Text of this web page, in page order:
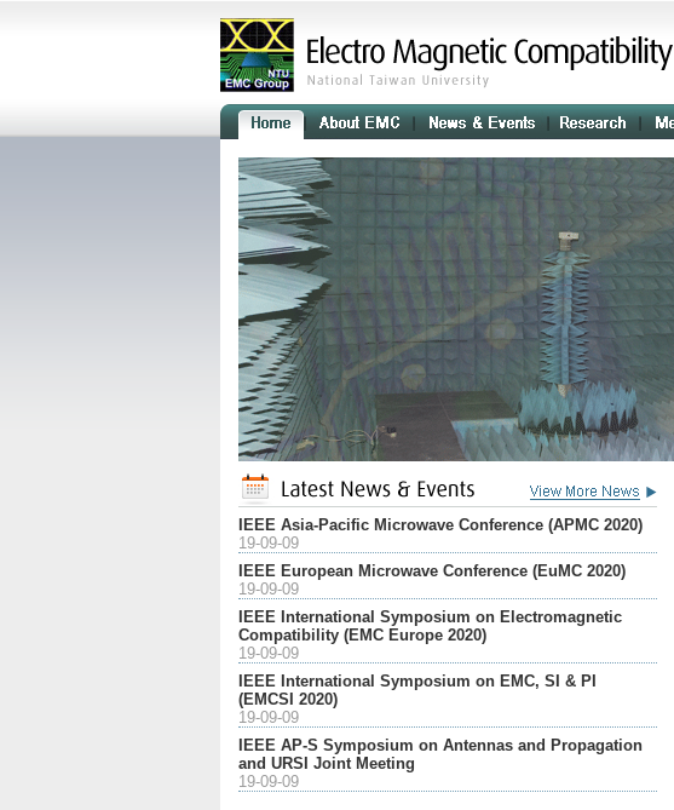
IEEE Asia-Pacific Microwave Conference (APMC 2020)
19-09-09
IEEE European Microwave Conference (EuMC 2020)
19-09-09
IEEE International Symposium on Electromagnetic
Compatibility (EMC Europe 2020)
19-09-09
IEEE International Symposium on EMC, SI & PI
(EMCSI 2020)
19-09-09
IEEE AP-S Symposium on Antennas and Propagation
and URSI Joint Meeting
19-09-09